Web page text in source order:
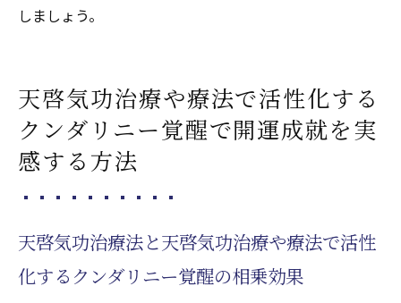
しましょう。
天啓気功治療や療法で活性化する
クンダリニー覚醒で開運成就を実
感する方法
天啓気功治療法と天啓気功治療や療法で活性
化するクンダリニー覚醒の相乗効果